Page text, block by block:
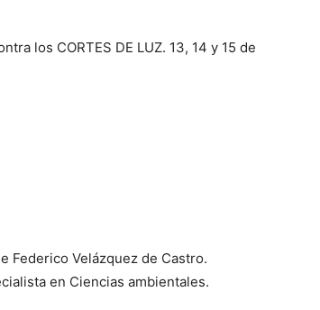
los CORTES DE LUZ. 13, 14 y 15 de
Federico Velázquez de Castro.
en Ciencias ambientales.